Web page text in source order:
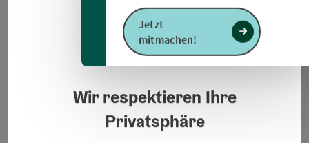
Jetzt
mitmachen!
Jetzt alle Filter zurücksetzen
Datenschutzerklärung
Wir respektieren Ihre
Privatsphäre